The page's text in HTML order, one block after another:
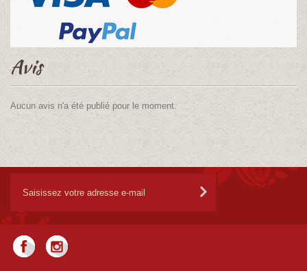
Avis
Aucun avis n'a été publié pour le moment.